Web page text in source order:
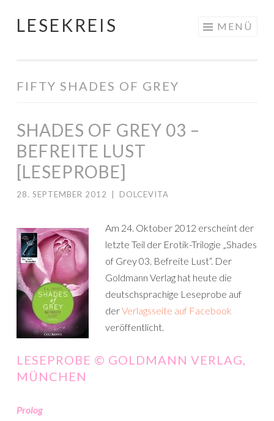
Springe
LESEKREIS MENÜ
FIFTY SHADES OF GREY
SHADES OF GREY 03 –
BEFREITE LUST
[LESEPROBE]
28. SEPTEMBER 2012 DOLCEVITA
Am 24. Oktober 2012 erscheint der
letzte Teil der Erotik-Trilogie „Shades
of Grey 03. Befreite Lust“. Der
Goldmann Verlag hat heute die
deutschsprachige Leseprobe auf
derVerlagsseite auf Facebook
veröffentlicht.
LESEPROBE © GOLDMANN VERLAG,
MÜNCHEN
Prolog